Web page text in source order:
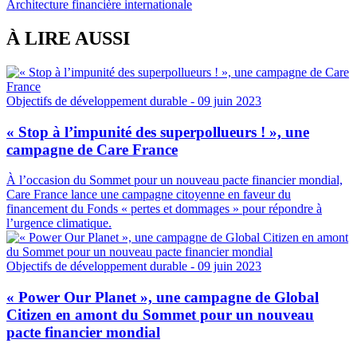
Architecture financière internationale
À LIRE AUSSI
Objectifs de développement durable - 09 juin 2023
« Stop à l’impunité des superpollueurs ! », une
campagne de Care France
À l’occasion du Sommet pour un nouveau pacte financier mondial,
Care France lance une campagne citoyenne en faveur du
financement du Fonds « pertes et dommages » pour répondre à
l’urgence climatique.
Objectifs de développement durable - 09 juin 2023
« Power Our Planet », une campagne de Global
Citizen en amont du Sommet pour un nouveau
pacte financier mondial